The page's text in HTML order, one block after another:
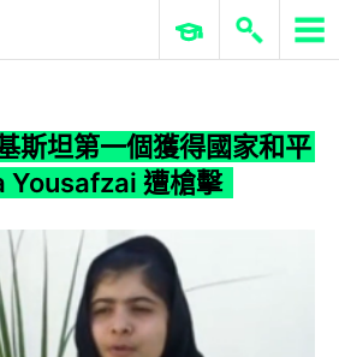
ERP 與商業 AI
斯坦第一個獲得國家和平
Yousafzai 遭槍擊